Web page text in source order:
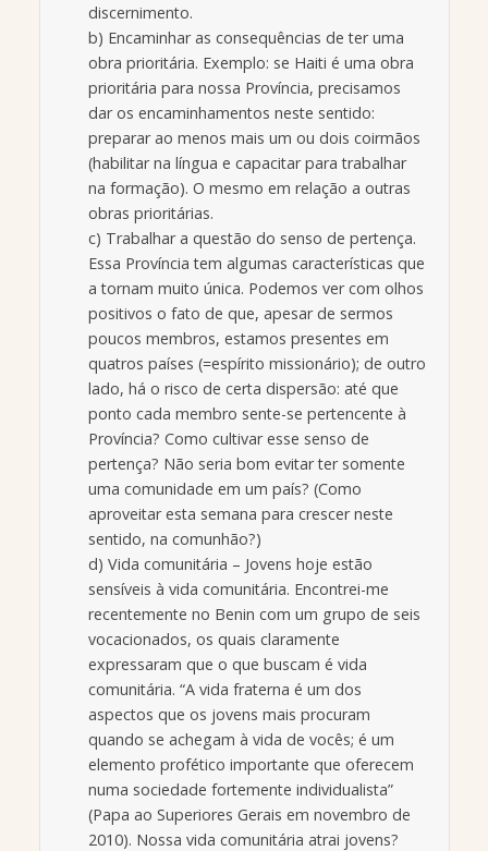
discernimento.
b) Encaminhar as consequências de ter uma
obra prioritária. Exemplo: se Haiti é uma obra
prioritária para nossa Província, precisamos
dar os encaminhamentos neste sentido:
preparar ao menos mais um ou dois coirmãos
(habilitar na língua e capacitar para trabalhar
na formação). O mesmo em relação a outras
obras prioritárias.
c) Trabalhar a questão do senso de pertença.
Essa Província tem algumas características que
a tornam muito única. Podemos ver com olhos
positivos o fato de que, apesar de sermos
poucos membros, estamos presentes em
quatros países (=espírito missionário); de outro
lado, há o risco de certa dispersão: até que
ponto cada membro sente-se pertencente à
Província? Como cultivar esse senso de
pertença? Não seria bom evitar ter somente
uma comunidade em um país? (Como
aproveitar esta semana para crescer neste
sentido, na comunhão?)
d) Vida comunitária – Jovens hoje estão
sensíveis à vida comunitária. Encontrei-me
recentemente no Benin com um grupo de seis
vocacionados, os quais claramente
expressaram que o que buscam é vida
comunitária. “A vida fraterna é um dos
aspectos que os jovens mais procuram
quando se achegam à vida de vocês; é um
elemento profético importante que oferecem
numa sociedade fortemente individualista”
(Papa ao Superiores Gerais em novembro de
2010). Nossa vida comunitária atrai jovens?